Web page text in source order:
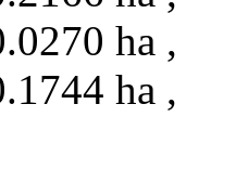
ha ,
ha ,